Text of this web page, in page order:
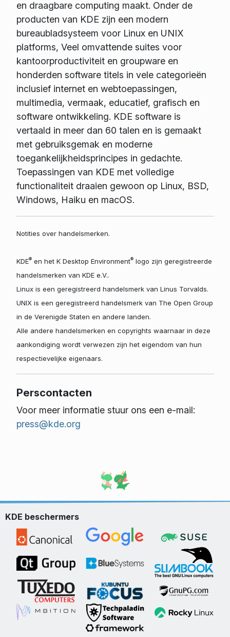
en draagbare computing maakt. Onder de
producten van KDE zijn een modern
bureaubladsysteem voor Linux en UNIX
platforms, Veel omvattende suites voor
kantoorproductiviteit en groupware en
honderden software titels in vele categorieën
inclusief internet en webtoepassingen,
multimedia, vermaak, educatief, grafisch en
software ontwikkeling. KDE software is
vertaald in meer dan 60 talen en is gemaakt
met gebruiksgemak en moderne
toegankelijkheidsprincipes in gedachte.
Toepassingen van KDE met volledige
functionaliteit draaien gewoon op Linux, BSD,
Windows, Haiku en macOS.
Notities over handelsmerken.
KDE®en het K Desktop Environment®logo zijn geregistreerde
handelsmerken van KDE e.V..
Linux is een geregistreerd handelsmerk van Linus Torvalds.
UNIX is een geregistreerd handelsmerk van The Open Group
in de Verenigde Staten en andere landen.
Alle andere handelsmerken en copyrights waarnaar in deze
aankondiging wordt verwezen zijn het eigendom van hun
respectievelijke eigenaars.
Perscontacten
Voor meer informatie stuur ons een e-mail:
press@kde.org
KDE beschermers